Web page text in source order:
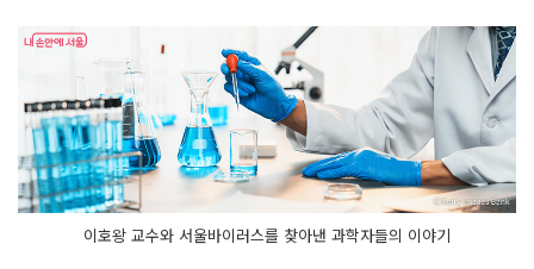
기 기
이호왕 교수와 서울바이러스를 찾아낸 과학자들의 이야기